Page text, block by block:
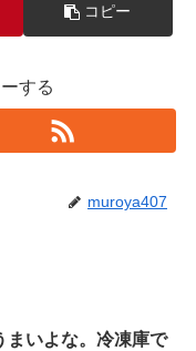
コピー
する
muroya407
まいよな。冷凍庫で